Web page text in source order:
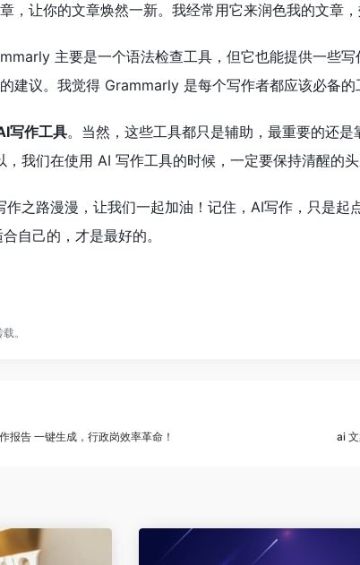
，让你的文章焕然一新。我经常用它来润色我的文章，
主要是一个语法检查工具，但它也能提供一些
建议。我觉得 Grammarly 是每个写作者都应该必备的
写作工具。当然，这些工具都只是辅助，最重要的还
我们在使用 AI 写作工具的时候，一定要保持清醒的
之路漫漫，让我们一起加油！记住，AI写作，只是
自己的，才是最好的。
。
报告 一键生成，行政岗效率革命！ ai